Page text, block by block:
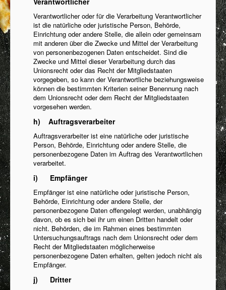
Verantwortlicher oder für die Verarbeitung Verantwortlicher
ist die natürliche oder juristische Person, Behörde,
Einrichtung oder andere Stelle, die allein oder gemeinsam
mit anderen über die Zwecke und Mittel der Verarbeitung
von personenbezogenen Daten entscheidet. Sind die
Zwecke und Mittel dieser Verarbeitung durch das
Unionsrecht oder das Recht der Mitgliedstaaten
vorgegeben, so kann der Verantwortliche beziehungsweise
können die bestimmten Kriterien seiner Benennung nach
dem Unionsrecht oder dem Recht der Mitgliedstaaten
vorgesehen werden.
h) Auftragsverarbeiter
Auftragsverarbeiter ist eine natürliche oder juristische
Person, Behörde, Einrichtung oder andere Stelle, die
personenbezogene Daten im Auftrag des Verantwortlichen
verarbeitet.
i) Empfänger
Empfänger ist eine natürliche oder juristische Person,
Behörde, Einrichtung oder andere Stelle, der
personenbezogene Daten offengelegt werden, unabhängig
davon, ob es sich bei ihr um einen Dritten handelt oder
nicht. Behörden, die im Rahmen eines bestimmten
Untersuchungsauftrags nach dem Unionsrecht oder dem
Recht der Mitgliedstaaten möglicherweise
personenbezogene Daten erhalten, gelten jedoch nicht als
Empfänger.
j) Dritter